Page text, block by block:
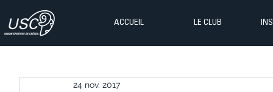
ACCUEIL LE CLUB
24 nov. 2017